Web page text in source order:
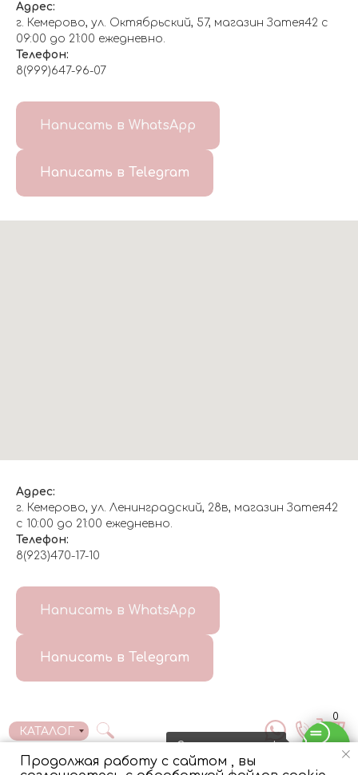
Свяжитесь с нами!
Продолжая работу с сайтом , вы
Адрес:
г. Кемерово, ул. Октябрьский, 57, магазин Затея42 с
09:00 до 21:00 ежедневно.
Телефон:
8(999)647-96-07
Написать в WhatsApp
Написать в Telegram
Адрес:
г. Кемерово, ул. Ленинградский, 28в, магазин Затея42
с 10:00 до 21:00 ежедневно.
Телефон:
8(923)470-17-10
Написать в WhatsApp
Написать в Telegram
ДОСТАВКА/
0
КАТАЛОГ